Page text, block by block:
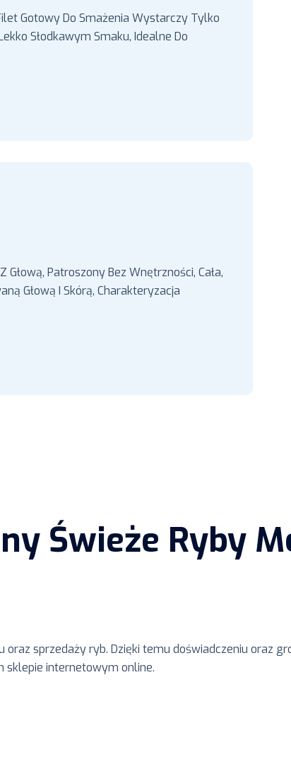
Gotowy Do Smażenia Wystarczy Tylko
Słodkawym Smaku, Idealne Do
Głową, Patroszony Bez Wnętrzności, Cała,
Głową I Skórą, Charakteryzacja
Świeże Ryby
sprzedaży ryb. Dzięki temu doświadczeniu oraz
sklepie internetowym online.